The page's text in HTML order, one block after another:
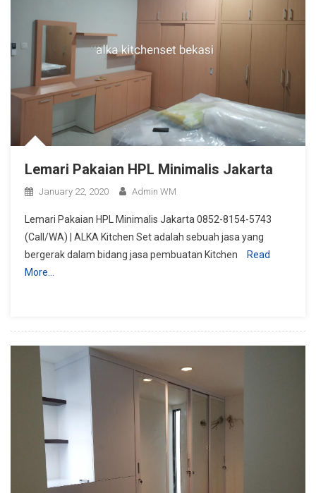
Lemari Pakaian HPL Minimalis Jakarta
January 22, 2020 Admin WM
Lemari Pakaian HPL Minimalis Jakarta 0852-8154-5743
(Call/WA) | ALKA Kitchen Set adalah sebuah jasa yang
bergerak dalam bidang jasa pembuatan Kitchen
Read
More…